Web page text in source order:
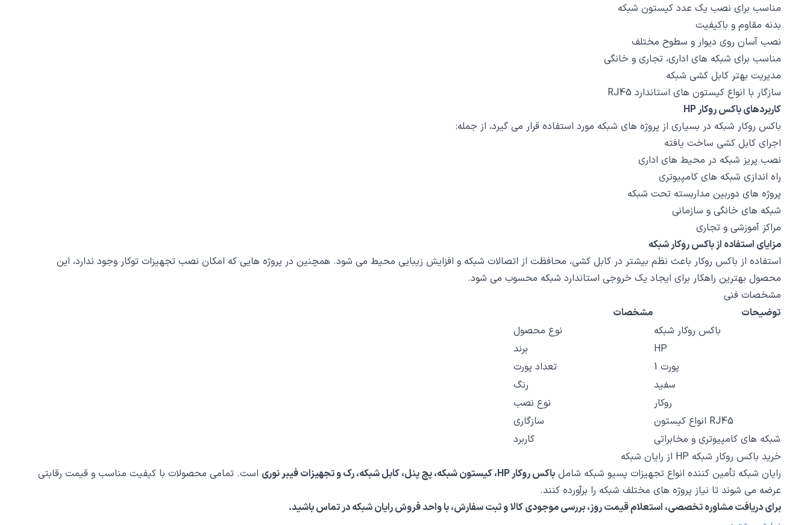
مناسب برای نصب یک عدد کیستون شبکه
بدنه مقاوم و باکیفیت
نصب آسان روی دیوار و سطوح مختلف
مناسب برای شبکه های اداری، تجاری و خانگی
مدیریت بهتر کابل کشی شبکه
سازگار با انواع کیستون های استاندارد RJ45
کاربردهای باکس روکار HP
باکس روکار شبکه در بسیاری از پروژه های شبکه مورد استفاده قرار می گیرد، از جمله:
اجرای کابل کشی ساخت یافته
نصب پریز شبکه در محیط های اداری
راه اندازی شبکه های کامپیوتری
پروژه های دوربین مداربسته تحت شبکه
شبکه های خانگی و سازمانی
مراکز آموزشی و تجاری
مزایای استفاده از باکس روکار شبکه
استفاده از باکس روکار باعث نظم بیشتر در کابل کشی، محافظت از اتصالات شبکه و افزایش زیبایی محیط می شود. همچنین در پروژه هایی که امکان نصب تجهیزات توکار وجود ندارد، این
محصول بهترین راهکار برای ایجاد یک خروجی استاندارد شبکه محسوب می شود.
مشخصات فنی
مشخصات
توضیحات
باکس روکار شبکه
برند
HP
تعداد پورت
1 پورت
رنگ
سفید
نوع نصب
روکار
سازگاری
انواع کیستون RJ45
کاربرد
شبکه های کامپیوتری و مخابراتی
خرید باکس روکار شبکه HP از رایان شبکه
رایان شبکه تأمین کننده انواع تجهیزات پسیو شبکه شامل باکس روکار HP، کیستون شبکه، پچ پنل، کابل شبکه، رک و تجهیزات فیبر نوری
است. تمامی محصولات با کیفیت مناسب و قیمت رقابتی
عرضه می شوند تا نیاز پروژه های مختلف شبکه را برآورده کنند.
برای دریافت مشاوره تخصصی، استعلام قیمت روز، بررسی موجودی کالا و ثبت سفارش، با واحد فروش رایان شبکه در تماس باشید.